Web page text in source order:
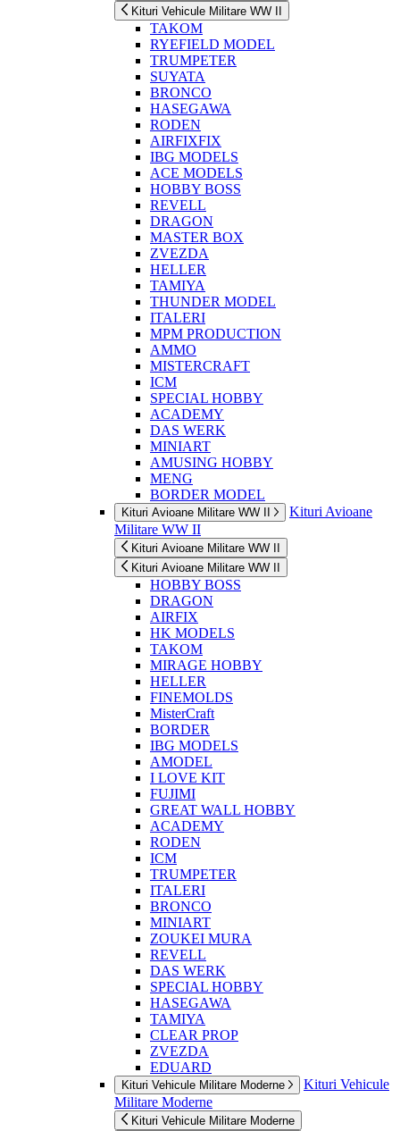
Kituri Vehicule Militare WW II
TAKOM
RYEFIELD MODEL
TRUMPETER
SUYATA
BRONCO
HASEGAWA
RODEN
AIRFIXFIX
IBG MODELS
ACE MODELS
HOBBY BOSS
REVELL
DRAGON
MASTER BOX
ZVEZDA
HELLER
TAMIYA
THUNDER MODEL
ITALERI
MPM PRODUCTION
AMMO
MISTERCRAFT
ICM
SPECIAL HOBBY
ACADEMY
DAS WERK
MINIART
AMUSING HOBBY
MENG
BORDER MODEL
Kituri Avioane Militare WW II
Kituri Avioane
Militare WW II
Kituri Avioane Militare WW II
Kituri Avioane Militare WW II
HOBBY BOSS
DRAGON
AIRFIX
HK MODELS
TAKOM
MIRAGE HOBBY
HELLER
FINEMOLDS
MisterCraft
BORDER
IBG MODELS
AMODEL
I LOVE KIT
FUJIMI
GREAT WALL HOBBY
ACADEMY
RODEN
ICM
TRUMPETER
ITALERI
BRONCO
MINIART
ZOUKEI MURA
REVELL
DAS WERK
SPECIAL HOBBY
HASEGAWA
TAMIYA
CLEAR PROP
ZVEZDA
EDUARD
Kituri Vehicule Militare Moderne
Kituri Vehicule
Militare Moderne
Kituri Vehicule Militare Moderne